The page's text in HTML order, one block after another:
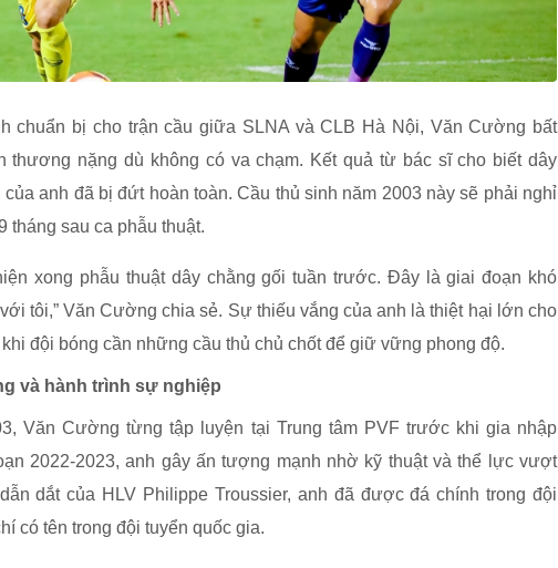
chuẩn bị cho trận cầu giữa SLNA và CLB Hà Nội, Văn Cường bất
thương nặng dù không có va chạm. Kết quả từ bác sĩ cho biết dây
anh đã bị đứt hoàn toàn. Cầu thủ sinh năm 2003 này sẽ phải nghỉ
tháng sau ca phẫu thuật.
xong phẫu thuật dây chằng gối tuần trước. Đây là giai đoạn khó
tôi,” Văn Cường chia sẻ. Sự thiếu vắng của anh là thiệt hại lớn cho
đội bóng cần những cầu thủ chủ chốt để giữ vững phong độ.
và hành trình sự nghiệp
Văn Cường từng tập luyện tại Trung tâm PVF trước khi gia nhập
2022-2023, anh gây ấn tượng mạnh nhờ kỹ thuật và thể lực vượt
dắt của HLV Philippe Troussier, anh đã được đá chính trong đội
có tên trong đội tuyển quốc gia.